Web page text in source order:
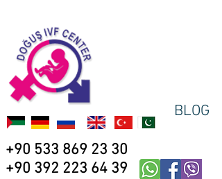
BLOG
+90 533 869 23 30
+90 392 223 64 39